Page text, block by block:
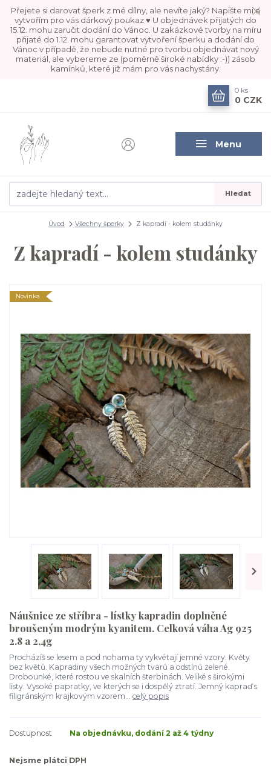
Přejete si darovat šperk z mé dílny, ale nevíte jaký? Napište mi a
vytvořím pro vás dárkový poukaz ♥ U objednávek přijatých do
15.12. mohu zaručit dodání do Vánoc. U zakázkové tvorby na míru
přijaté do 1.12. mohu garantovat vytvoření šperku a dodání do
Vánoc v případě, že nebude nutné pro tvorbu objednávat nový
materiál, ale vybereme ze (poměrně široké nabídky :-)) zásob
kamínků, které již mám pro vás nachystány.
Menu
Hledat
0 ks
0 CZK
Úvod Všechny šperky Z kapradí - kolem studánky
Z kapradí - kolem studánky
Novinka
Náušnice ze stříbra - lístky kapradin doplněné
broušeným modrým kyanitem. Celková váha Ag 925
2.8 a 2,4g
Procházíš se lesem a pod nohama ty vykvétají jemné vzory. Květy
bez květů. Kapradiny všech možných tvarů a odstínů zelené.
Drobounké, které rostou ve skalních šterbinách. Veliké s širokými
listy. Vysoké papratky, ve kterých se i dospělý ztratí. Jemný kapraď s
filigránským krajkovým vzorem... celý popis
Dostupnost Na objednávku, dodání 2 až 4 týdny
Nejsme plátci DPH